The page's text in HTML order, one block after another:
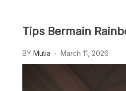
Tips Bermain
BY Mutia March 11, 2026